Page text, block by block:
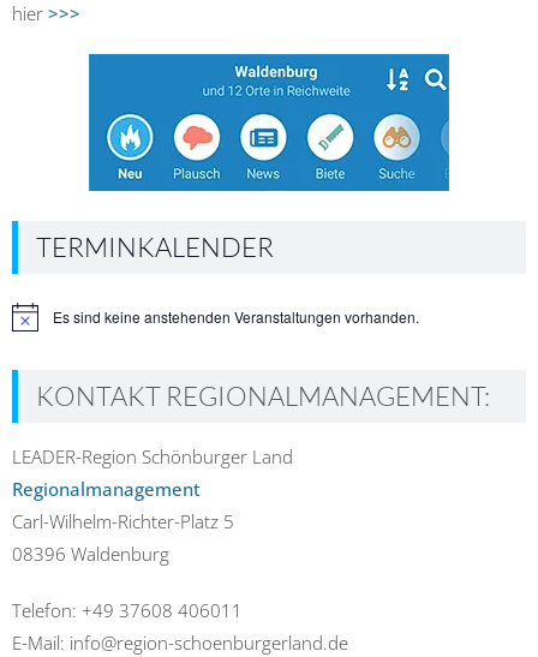
hier >>>
TERMINKALENDER
HinweisEs sind keine anstehenden Veranstaltungen vorhanden.
KONTAKT REGIONALMANAGEMENT:
LEADER-Region Schönburger Land
Regionalmanagement
Carl-Wilhelm-Richter-Platz 5
08396 Waldenburg
Telefon: +49 37608 406011
E-Mail: info@region-schoenburgerland.de